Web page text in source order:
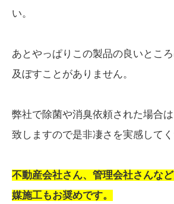
い。
あとやっぱりこの製品の良いとこ
及ぼすことがありません。
弊社で除菌や消臭依頼された場合
致しますので是非凄さを実感してく
不動産会社さん、管理会社さんな
媒施工もお奨めです。